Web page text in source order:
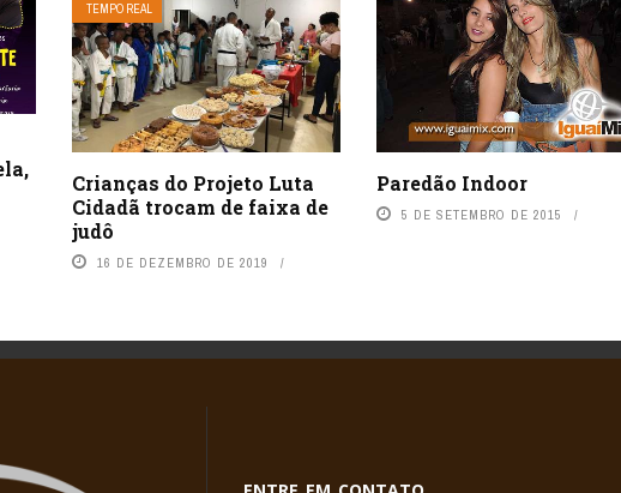
TEMPO REAL
Crianças do Projeto Luta
Cidadã trocam de faixa de
judô
16 DE DEZEMBRO DE 2019
Paredão Indoor
5 DE SETEMBRO DE 2015